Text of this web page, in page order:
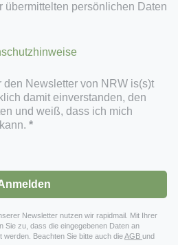
übermittelten persönlichen Daten
den Newsletter von NRW is(s)t
damit einverstanden, den
und weiß, dass ich mich
Newsletter nutzen wir rapidmail. Mit Ihrer
Sie zu, dass die eingegebenen Daten an
werden. Beachten Sie bitte auch dieAGB und